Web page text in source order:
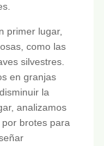
primer lugar,
como las
silvestres.
en granjas
la
analizamos
brotes para